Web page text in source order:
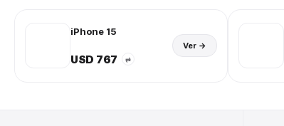
iPhone 15
USD 767 ⇄
Ver →